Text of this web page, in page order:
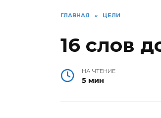
ГЛАВНАЯ » ЦЕЛИ
16 слов
НА ЧТЕНИЕ
5 мин